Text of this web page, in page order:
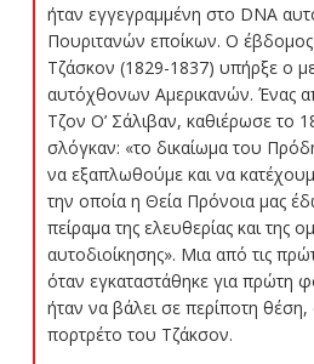
ήταν εγγεγραμμένη στο DNA
Πουριτανών εποίκων. Ο
Τζάσκον (1829-1837) υπήρξε ο
αυτόχθονων Αμερικανών. Ένας
Τζον Ο’ Σάλιβαν, καθιέρωσε το
σλόγκαν: «το δικαίωμα του
να εξαπλωθούμε και να
την οποία η Θεία Πρόνοια μας
πείραμα της ελευθερίας και της
αυτοδιοίκησης». Μια από τις
όταν εγκαταστάθηκε για πρώτη
ήταν να βάλει σε περίποτη
πορτρέτο του Τζάκσον.